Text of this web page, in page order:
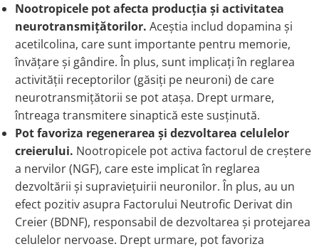
Nootropicele pot afecta producția și activitatea
neurotransmițătorilor. Aceștia includ dopamina și
acetilcolina, care sunt importante pentru memorie,
învățare și gândire. În plus, sunt implicați în reglarea
activității receptorilor (găsiți pe neuroni) de care
neurotransmițătorii se pot atașa. Drept urmare,
întreaga transmitere sinaptică este susținută.
Pot favoriza regenerarea și dezvoltarea celulelor
creierului. Nootropicele pot activa factorul de creștere
a nervilor (NGF), care este implicat în reglarea
dezvoltării și supraviețuirii neuronilor. În plus, au un
efect pozitiv asupra Factorului Neutrofic Derivat din
Creier (BDNF), responsabil de dezvoltarea și protejarea
celulelor nervoase. Drept urmare, pot favoriza